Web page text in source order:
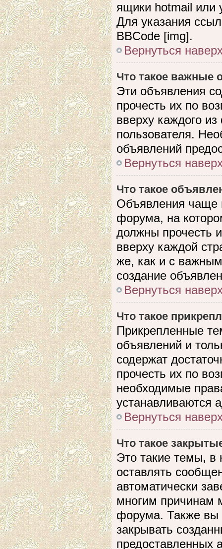
ящики hotmail или
Для указания
BBCode [img].
Вернуться
Что такое важные
Эти объявления
прочесть их по
вверху каждого
пользователя.
объявлений
Вернуться
Что такое
Объявления чаще
форума, на
должны прочесть
вверху каждой
же, как и с
создание
Вернуться
Что такое
Прикрепленные
объявлений и
содержат
прочесть их по
необходимые
устанавливаются
Вернуться
Что такое
Это такие темы, в
оставлять
автоматически
многим причинам
форума. Также вы
закрывать
предоставленных